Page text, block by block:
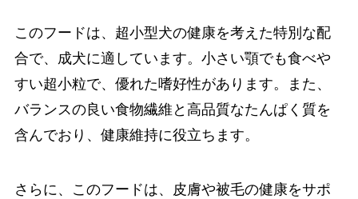
このフードは、超小型犬の健康を考えた特別な配
合で、成犬に適しています。小さい顎でも食べや
すい超小粒で、優れた嗜好性があります。また、
バランスの良い食物繊維と高品質なたんぱく質を
含んでおり、健康維持に役立ちます。
さらに、このフードは、皮膚や被毛の健康をサポ